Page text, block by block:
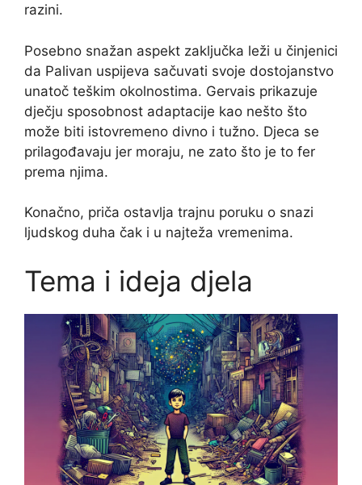
razini.
Posebno snažan aspekt zaključka leži u činjenici
da Palivan uspijeva sačuvati svoje dostojanstvo
unatoč teškim okolnostima. Gervais prikazuje
dječju sposobnost adaptacije kao nešto što
može biti istovremeno divno i tužno. Djeca se
prilagođavaju jer moraju, ne zato što je to fer
prema njima.
Konačno, priča ostavlja trajnu poruku o snazi
ljudskog duha čak i u najteža vremenima.
Tema i ideja djela